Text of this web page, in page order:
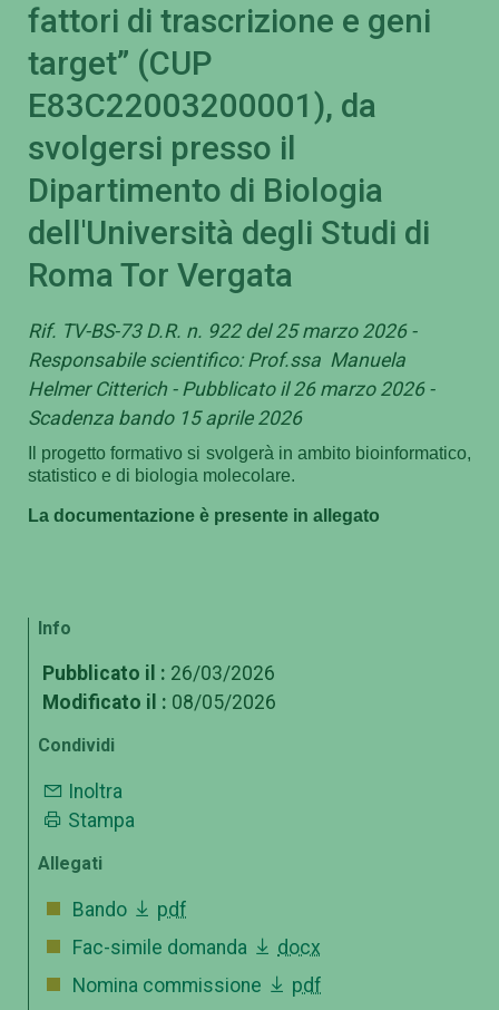
fattori di trascrizione e geni
target” (CUP
E83C22003200001), da
svolgersi presso il
Dipartimento di Biologia
dell'Università degli Studi di
Roma Tor Vergata
Rif. TV-BS-73 D.R. n. 922 del 25 marzo 2026 -
Responsabile scientifico: Prof.ssa Manuela
Helmer Citterich - Pubblicato il 26 marzo 2026 -
Scadenza bando 15 aprile 2026
Il progetto formativo si svolgerà in ambito bioinformatico,
statistico e di biologia molecolare.
La documentazione è presente in allegato
Info
Pubblicato il : 26/03/2026
Modificato il : 08/05/2026
Condividi
Inoltra
Stampa
Allegati
Bando
pdf
Fac-simile domanda
docx
Nomina commissione
pdf